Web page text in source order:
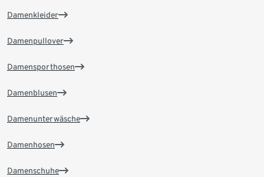
Damenkleider
Damenpullover
Damensporthosen
Damenblusen
Damenunterwäsche
Damenhosen
Damenschuhe